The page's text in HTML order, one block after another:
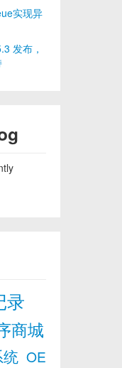
实现异
发布，
录
商城
OE